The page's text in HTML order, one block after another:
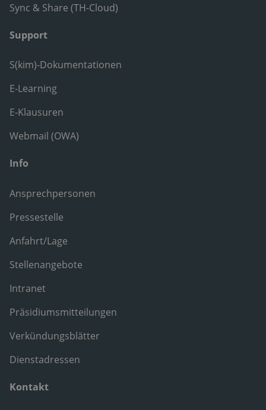
Sync & Share (TH-Cloud)
Support
S(kim)-Dokumentationen
E-Learning
E-Klausuren
Webmail (OWA)
Info
Ansprechpersonen
Pressestelle
Anfahrt/Lage
Stellenangebote
Intranet
Präsidiumsmitteilungen
Verkündungsblätter
Dienstadressen
Kontakt